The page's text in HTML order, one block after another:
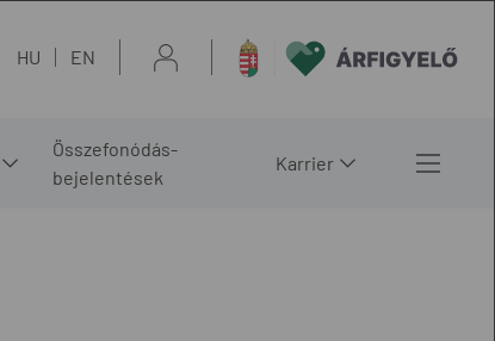
HU EN
Összefonódás-
bejelentések
Karrier